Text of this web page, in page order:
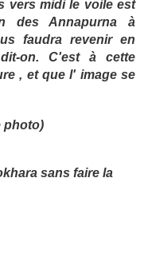
vers midi le voile est
des Annapurna à
faudra revenir en
on. C'est à cette
, et que l' image se
photo)
sans faire la